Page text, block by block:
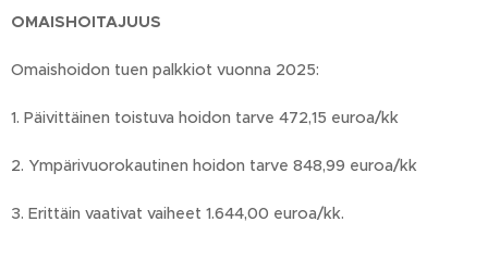
OMAISHOITAJUUS
Omaishoidon tuen palkkiot vuonna 2025:
1. Päivittäinen toistuva hoidon tarve 472,15 euroa/kk
2. Ympärivuorokautinen hoidon tarve 848,99 euroa/kk
3. Erittäin vaativat vaiheet 1.644,00 euroa/kk.